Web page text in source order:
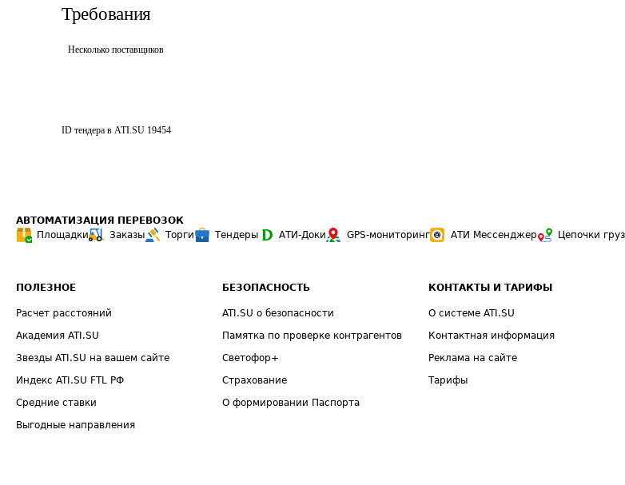
Требования
Несколько поставщиков
ID тендера в ATI.SU 19454
АВТОМАТИЗАЦИЯ ПЕРЕВОЗОК
Площадки
Заказы Торги Тендеры АТИ-Доки GPS-мониторинг АТИ Мессенджер Цепочки
ПОЛЕЗНОЕ
Расчет расстояний
Академия ATI.SU
Звезды ATI.SU на вашем сайте
Индекс ATI.SU FTL РФ
Средние ставки
Выгодные направления
БЕЗОПАСНОСТЬ
ATI.SU о безопасности
Памятка по проверке контрагентов
Светофор+
Страхование
О формировании Паспорта
КОНТАКТЫ И ТАРИФЫ
О системе ATI.SU
Контактная информация
Реклама на сайте
Тарифы